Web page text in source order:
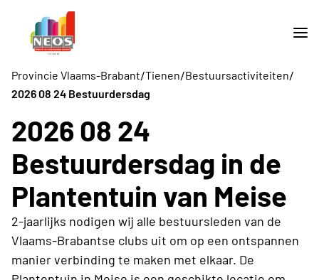
Provincie Vlaams-Brabant/Tienen/Bestuursactiviteiten/
2026 08 24 Bestuurdersdag
2026 08 24
Bestuurdersdag in de
Plantentuin van Meise
2-jaarlijks nodigen wij alle bestuursleden van de
Vlaams-Brabantse clubs uit om op een ontspannen
manier verbinding te maken met elkaar. De